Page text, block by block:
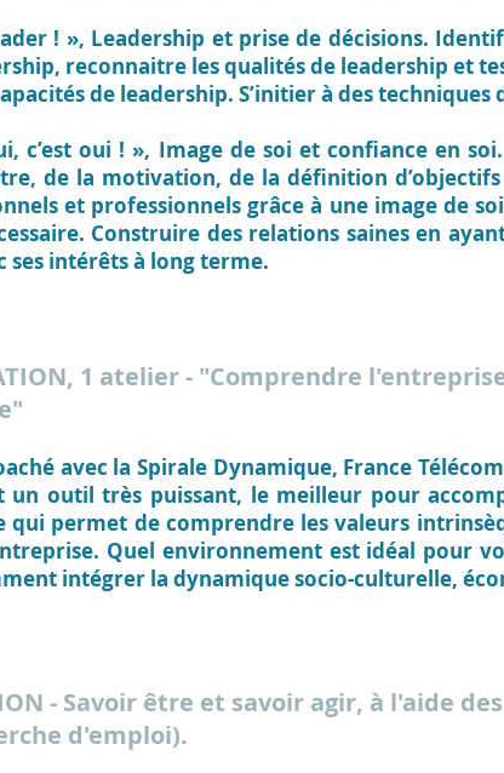
! », Leadership et prise de décisions.
reconnaitre les qualités de leadership et
de leadership. S’initier à des techniques
c’est oui ! », Image de soi et confiance en
de la motivation, de la définition d’objectifs
et professionnels grâce à une image de
Construire des relations saines en
ses intérêts à long terme.
, 1 atelier - "Comprendre
avec la Spirale Dynamique, France
un outil très puissant, le meilleur pour
qui permet de comprendre les valeurs
Quel environnement est idéal pour
intégrer la dynamique socio-culturelle,
- Savoir être et savoir agir, à l'aide
d'emploi).